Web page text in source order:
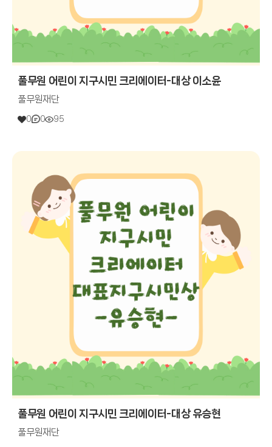
풀무원 어린이 지구시민 크리에이터-대상 이소윤
풀무원재단
0 0 95
풀무원 어린이 지구시민 크리에이터-대상 유승현
풀무원재단